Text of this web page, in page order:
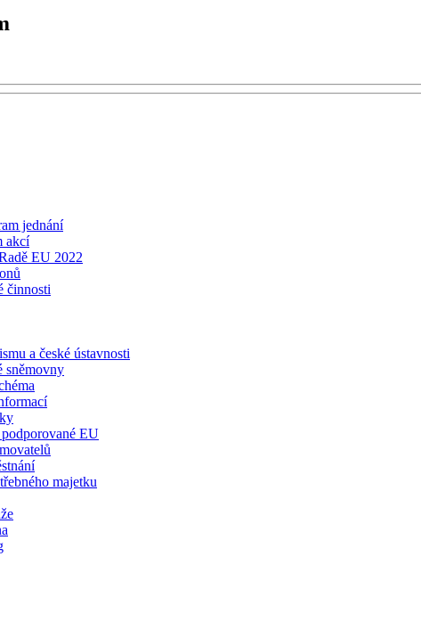
jednání
akcí
EU 2022
činnosti
a české ústavnosti
sněmovny
EU
majetku